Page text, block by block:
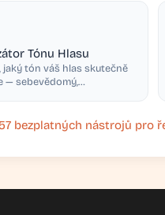
Tónu Hlasu
jaký tón váš hlas skutečně
— sebevědomý,
bezplatných nástrojů pro